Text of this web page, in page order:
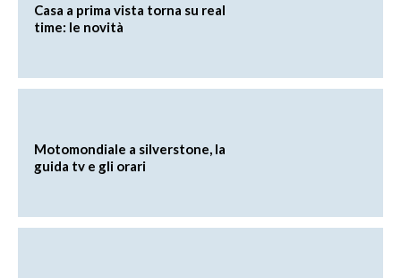
Casa a prima vista torna su real
time: le novità
Motomondiale a silverstone, la
guida tv e gli orari